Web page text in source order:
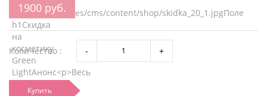
1900 руб.
Количество :
Купить